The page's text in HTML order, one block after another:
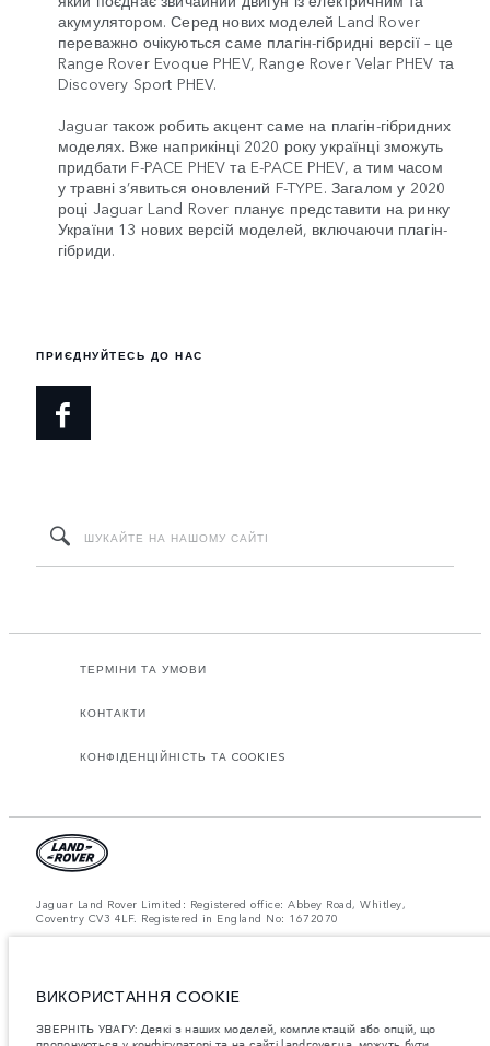
акумулятором. Серед нових моделей Land Rover
переважно очікуються саме плагін-гібридні версії – це
Range Rover Evoque PHEV, Range Rover Velar PHEV та
Discovery Sport PHEV.
Jaguar також робить акцент саме на плагін-гібридних
моделях. Вже наприкінці 2020 року українці зможуть
придбати F-PACE PHEV та E-PACE PHEV, а тим часом
у травні з’явиться оновлений F-TYPE. Загалом у 2020
році Jaguar Land Rover планує представити на ринку
України 13 нових версій моделей, включаючи плагін-
гібриди.
ПРИЄДНУЙТЕСЬ ДО НАС
ТЕРМІНИ ТА УМОВИ
КОНТАКТИ
КОНФІДЕНЦІЙНІСТЬ ТА COOKIES
Jaguar Land Rover Limited: Registered office: Abbey Road, Whitley,
Coventry CV3 4LF. Registered in England No: 1672070
отримання актуальної інформації зверніться до офіційного дилера
Jaguar Land Rover в Україні.
Важливе зауваження щодо зображень та специфікацій.Глобальний
ВИКОРИСТАННЯ COOKIE
ЗВЕРНІТЬ УВАГУ: Деякі з наших моделей, комплектацій або опцій, що